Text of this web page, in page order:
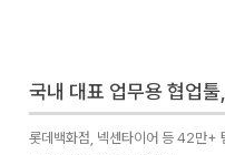
국내 대표 업무용 협업툴,
롯데백화점, 넥센타이어 등 42만+